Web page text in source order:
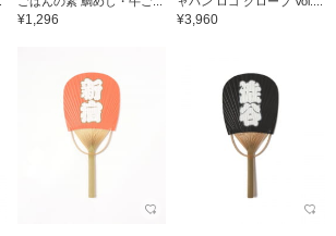
¥1,296 ¥3,960